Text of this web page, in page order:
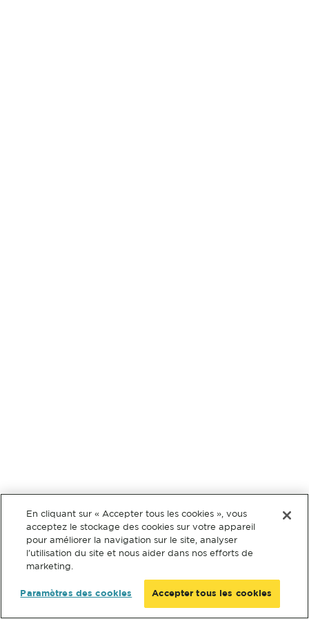
En cliquant sur « Accepter tous les cookies », vous
acceptez le stockage des cookies sur votre appareil
pour améliorer la navigation sur le site, analyser
l’utilisation du site et nous aider dans nos efforts de
marketing.
Paramètres des cookies Accepter tous les cookies